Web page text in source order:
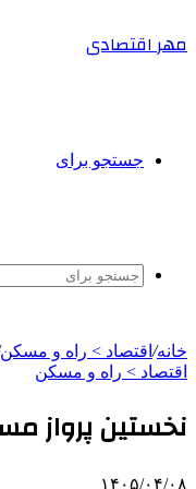
مهر اقتصادی
جستجو برای
خانه/ اقتصاد > راه و مسکن
اقتصاد > راه و مسکن
نخستین پرواز
۱۴۰۵/۰۴/۰۸